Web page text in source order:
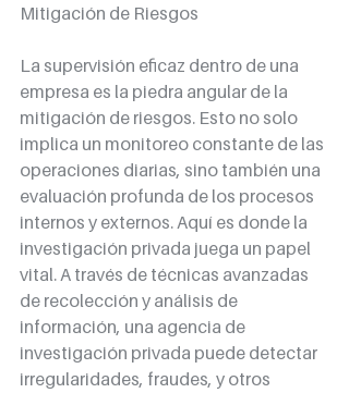
Mitigación de Riesgos
La supervisión eficaz dentro de una
empresa es la piedra angular de la
mitigación de riesgos. Esto no solo
implica un monitoreo constante de las
operaciones diarias, sino también una
evaluación profunda de los procesos
internos y externos. Aquí es donde la
investigación privada juega un papel
vital. A través de técnicas avanzadas
de recolección y análisis de
información, una agencia de
investigación privada puede detectar
irregularidades, fraudes, y otros